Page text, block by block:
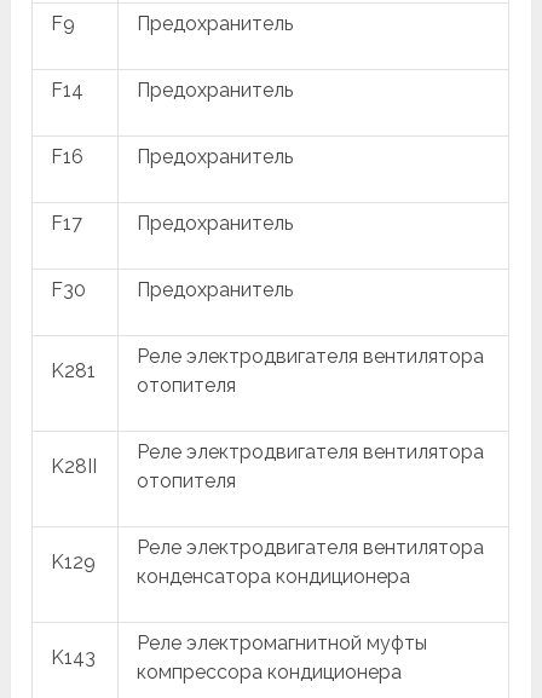
F9 Предохранитель
F14 Предохранитель
F16 Предохранитель
F17 Предохранитель
F30 Предохранитель
K281
Реле электродвигателя вентилятора
отопителя
K28II
Реле электродвигателя вентилятора
отопителя
K129
Реле электродвигателя вентилятора
конденсатора кондиционера
K143
Реле электромагнитной муфты
компрессора кондиционера